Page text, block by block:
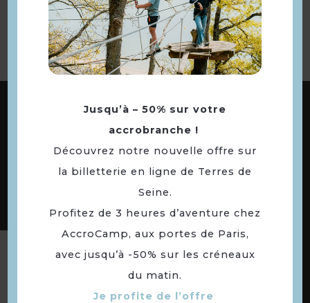
73 COMMUNES
DE NOTRE TERRITOIRE
Suivez-nous
Jusqu’à – 50% sur votre
accrobranche !
Découvrez notre nouvelle offre sur
la billetterie en ligne de Terres de
Seine.
Profitez de 3 heures d’aventure chez
AccroCamp, aux portes de Paris,
avec jusqu’à -50% sur les créneaux
du matin.
Je profite de l’offre